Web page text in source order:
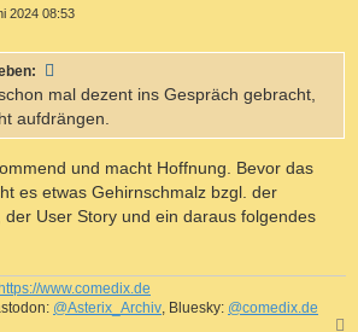
2024 08:53
mal dezent ins Gespräch gebracht,
aufdrängen.
und macht Hoffnung. Bevor das
es etwas Gehirnschmalz bzgl. der
User Story und ein daraus folgendes
https://www.comedix.de
@Asterix_Archiv, Bluesky: @comedix.de